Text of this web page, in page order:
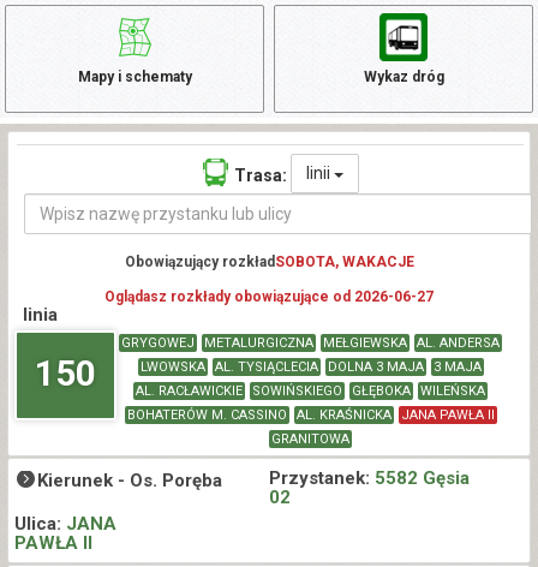
Mapy i schematy Wykaz dróg
Trasa: linii
Obowiązujący rozkład SOBOTA, WAKACJE
Oglądasz rozkłady obowiązujące od 2026-06-27
linia
150
GRYGOWEJ METALURGICZNA MEŁGIEWSKA
AL. ANDERSA
LWOWSKA
AL. TYSIĄCLECIA DOLNA 3 MAJA
3 MAJA
AL. RACŁAWICKIE
SOWIŃSKIEGO GŁĘBOKA
WILEŃSKA
BOHATERÓW M. CASSINO
AL. KRAŚNICKA
JANA PAWŁA II
GRANITOWA
Kierunek - Os. Poręba Przystanek: 5582 Gęsia
02
Ulica: JANA
PAWŁA II